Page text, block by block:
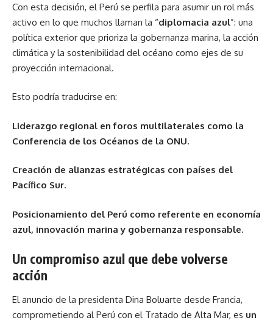
Con esta decisión, el Perú se perfila para asumir un rol más
activo en lo que muchos llaman la “diplomacia azul”: una
política exterior que prioriza la gobernanza marina, la acción
climática y la sostenibilidad del océano como ejes de su
proyección internacional.
Esto podría traducirse en:
Liderazgo regional en foros multilaterales como la
Conferencia de los Océanos de la ONU.
Creación de alianzas estratégicas con países del
Pacífico Sur.
Posicionamiento del Perú como referente en economía
azul, innovación marina y gobernanza responsable.
Un compromiso azul que debe volverse
acción
El anuncio de la presidenta Dina Boluarte desde Francia,
comprometiendo al Perú con el Tratado de Alta Mar, es un